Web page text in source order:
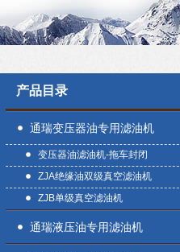
产品目录
通瑞变压器油专用滤油机
变压器油滤油机-拖车封闭
ZJA绝缘油双级真空滤油机
ZJB单级真空滤油机
通瑞液压油专用滤油机